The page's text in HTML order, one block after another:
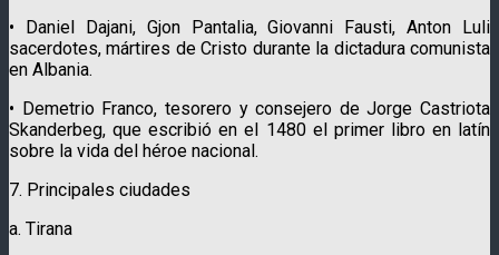
• Daniel Dajani, Gjon Pantalia, Giovanni Fausti, Anton Luli
sacerdotes, mártires de Cristo durante la dictadura comunista
en Albania.
• Demetrio Franco, tesorero y consejero de Jorge Castriota
Skanderbeg, que escribió en el 1480 el primer libro en latín
sobre la vida del héroe nacional.
7. Principales ciudades
a. Tirana